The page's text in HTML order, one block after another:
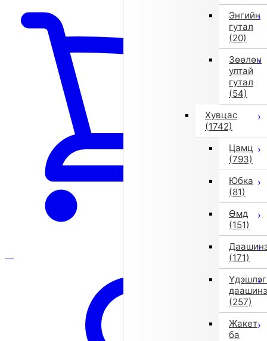
Энгийн
гутал
(20)
Зөөлөн
ултай
гутал
(54)
Хувцас
(1742)
Цамц
(793)
Юбка
(81)
Өмд
(151)
(171)
даашинз
(257)
Жакет
ба